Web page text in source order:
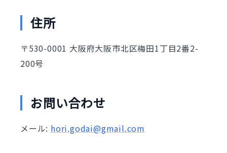
住所
〒530-0001 大阪府大阪市北区梅田1丁目2番2-
200号
お問い合わせ
メール: hori.godai@gmail.com